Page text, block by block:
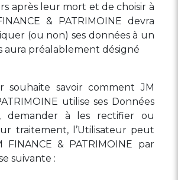
après leur mort et de choisir à
& PATRIMOINE devra
(ou non) ses données à un
aura préalablement désigné
souhaite savoir comment JM
utilise ses Données
demander à les rectifier ou
traitement, l’Utilisateur peut
FINANCE & PATRIMOINE par
suivante :